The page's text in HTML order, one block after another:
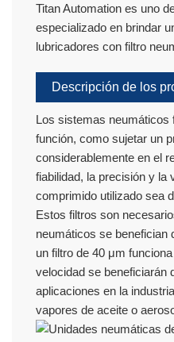
Titan Automation es uno
especializado en brindar
lubricadores con filtro
Descripción de los
Los sistemas neumáticos
función, como sujetar un
considerablemente en el
fiabilidad, la precisión y la
comprimido utilizado sea
Estos filtros son
neumáticos se benefician
un filtro de 40 μm
velocidad se beneficiarán
aplicaciones en la
vapores de aceite o